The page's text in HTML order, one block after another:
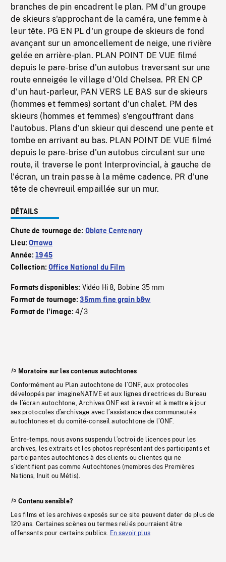
branches de pin encadrent le plan. PM d'un groupe
de skieurs s'approchant de la caméra, une femme à
leur tête. PG EN PL d'un groupe de skieurs de fond
avançant sur un amoncellement de neige, une rivière
gelée en arrière-plan. PLAN POINT DE VUE filmé
depuis le pare-brise d'un autobus traversant sur une
route enneigée le village d'Old Chelsea. PR EN CP
d'un haut-parleur, PAN VERS LE BAS sur de skieurs
(hommes et femmes) sortant d'un chalet. PM des
skieurs (hommes et femmes) s'engouffrant dans
l'autobus. Plans d'un skieur qui descend une pente et
tombe en arrivant au bas. PLAN POINT DE VUE filmé
depuis le pare-brise d'un autobus circulant sur une
route, il traverse le pont Interprovincial, à gauche de
l'écran, un train passe à la même cadence. PR d'une
tête de chevreuil empaillée sur un mur.
DÉTAILS
Chute de tournage de: Oblate Centenary
Lieu:Ottawa
Année:1945
Collection:Office National du Film
Formats disponibles: Vidéo Hi 8, Bobine 35 mm
Format de tournage:35mm fine grain b&w
Format de l'image:4/3
Moratoire sur les contenus autochtones
Conformément au Plan autochtone de l’ONF, aux protocoles
développés par imagineNATIVE et aux lignes directrices du Bureau
de l’écran autochtone, Archives ONF est à revoir et à mettre à jour
ses protocoles d’archivage avec l’assistance des communautés
autochtones et du comité-conseil autochtone de l’ONF.
Entre-temps, nous avons suspendu l’octroi de licences pour les
archives, les extraits et les photos représentant des participants et
participantes autochtones à des clients ou clientes qui ne
s’identifient pas comme Autochtones (membres des Premières
Nations, Inuit ou Métis).
Contenu sensible?
Les films et les archives exposés sur ce site peuvent dater de plus de
120 ans. Certaines scènes ou termes reliés pourraient être
offensants pour certains publics. En savoir plus